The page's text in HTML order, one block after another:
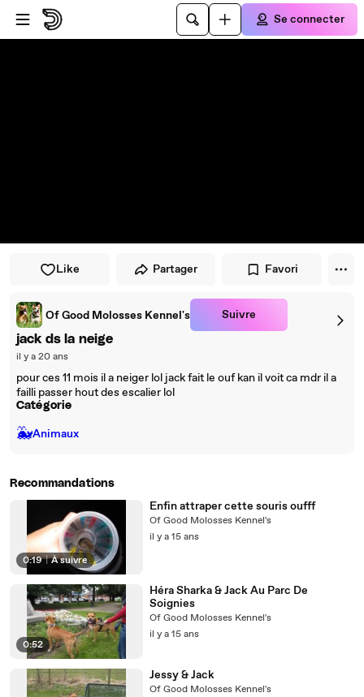
Passer au player
Passer au contenu principal
Se connecter
Like Partager Favori
Of Good Molosses Kennel's Suivre
jack ds la neige
il y a 20 ans
pour ces 11 mois il a neiger lol jack fait le ouf kan il voit ca mdr il a
failli passer hout des escalier lol
Catégorie
🐳Animaux
Recommandations
0:19 | À suivre
Enfin attraper cette souris oufff
Of Good Molosses Kennel's
il y a 15 ans
0:52
Héra Sharka & Jack Au Parc De
Soignies
Of Good Molosses Kennel's
il y a 15 ans
Jessy & Jack
Of Good Molosses Kennel's